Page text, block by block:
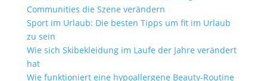
Communities die Szene verändern
Sport im Urlaub: Die besten Tipps um fit im Urlaub
zu sein
Wie sich Skibekleidung im Laufe der Jahre verändert
hat
Wie funktioniert eine hypoallergene Beauty-Routine